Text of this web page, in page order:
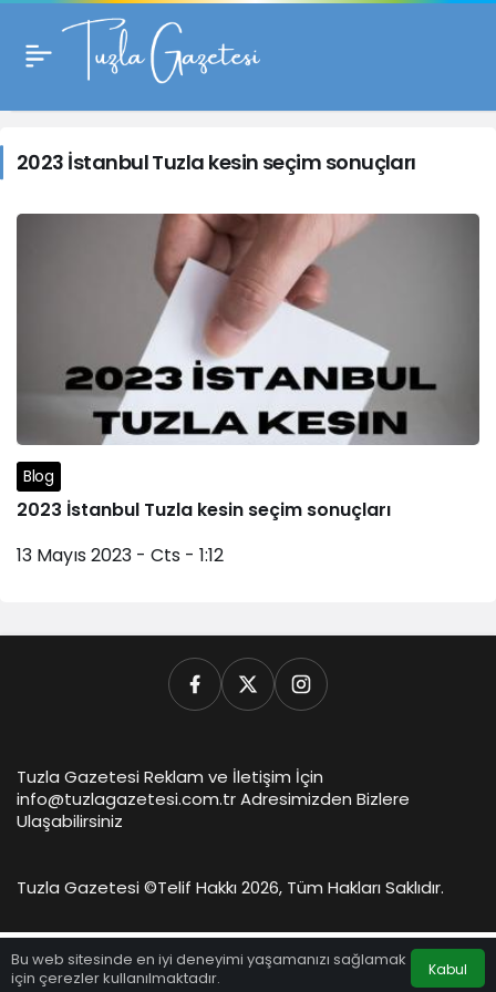
2023
İstanbul
Tuzla
kesin
seçim
sonuçları
Haberleri
2023 İstanbul Tuzla kesin seçim sonuçları
Blog
2023 İstanbul Tuzla kesin seçim sonuçları
13 Mayıs 2023 - Cts - 1:12
Bu web sitesinde en iyi deneyimi yaşamanızı sağlamak
için çerezler kullanılmaktadır.
Kabul
Anasayfa Hesabım
Tuzla Gazetesi Reklam ve İletişim İçin
info@tuzlagazetesi.com.tr Adresimizden Bizlere
Ulaşabilirsiniz
Tuzla Gazetesi ©Telif Hakkı 2026, Tüm Hakları Saklıdır.